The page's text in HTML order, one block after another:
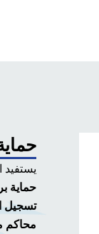
يستفيد
حماية
تسجيل
محاكم